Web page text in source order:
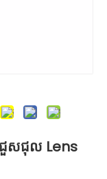
ជួសជុល Lens